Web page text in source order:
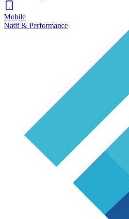
Mobile
Natif & Performance